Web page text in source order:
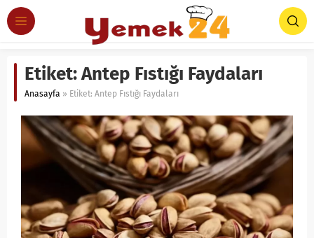
Etiket:Antep Fıstığı Faydaları
Anasayfa » Etiket: Antep Fıstığı Faydaları